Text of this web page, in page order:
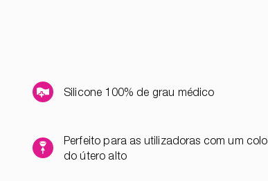
Silicone 100% de grau médico
Perfeito para as utilizadoras com um colo
do útero alto